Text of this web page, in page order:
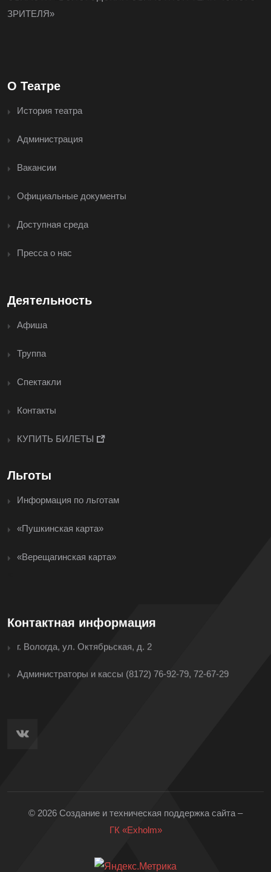
ЗРИТЕЛЯ»
О Театре
История театра
Администрация
Вакансии
Официальные документы
Доступная среда
Пресса о нас
Деятельность
Афиша
Труппа
Спектакли
Контакты
КУПИТЬ БИЛЕТЫ
Льготы
Информация по льготам
«Пушкинская карта»
«Верещагинская карта»
Контактная информация
г. Вологда, ул. Октябрьская, д. 2
Администраторы и кассы (8172) 76-92-79, 72-67-29
© 2026 Создание и техническая поддержка сайта –
ГК «Exholm»